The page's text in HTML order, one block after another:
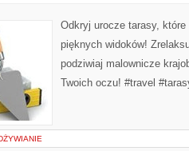
Odkryj urocze tarasy, które
pięknych widoków!
podziwiaj malownicze
Twoich oczu! #travel